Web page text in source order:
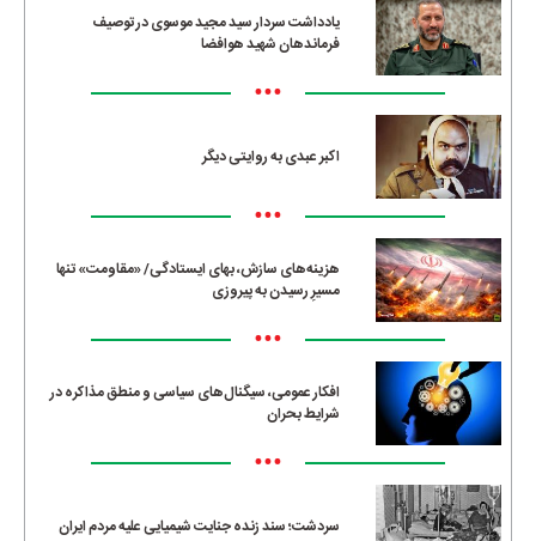
یادداشت سردار سید مجید موسوی در توصیف
فرماندهان شهید هوافضا
•••
اکبر عبدی به روایتی دیگر
•••
هزینه‌های سازش، بهای ایستادگی/ «مقاومت» تنها
مسیرِ رسیدن به پیروزی
•••
افکار عمومی، سیگنال‌های سیاسی و منطق مذاکره در
شرایط بحران
•••
سردشت؛ سند زنده جنایت شیمیایی علیه مردم ایران